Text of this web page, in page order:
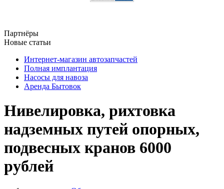
Партнёры
Новые статьи
Интернет-магазин автозапчастей
Полная имплантация
Насосы для навоза
Аренда Бытовок
Нивелировка, рихтовка
надземных путей опорных,
подвесных кранов 6000
рублей